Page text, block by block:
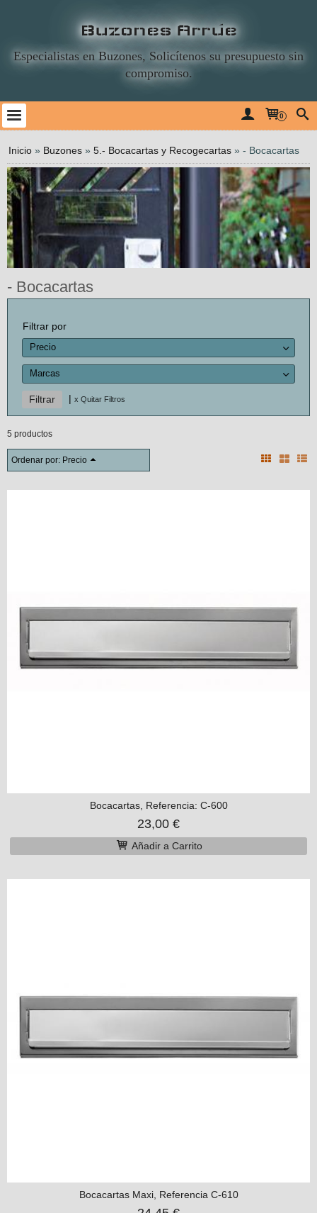
Buzones Arrúe
Especialistas en Buzones, Solicítenos su presupuesto sin
compromiso.
0
Inicio » Buzones » 5.- Bocacartas y Recogecartas » - Bocacartas
- Bocacartas
Filtrar por
Precio
Marcas
| x Quitar Filtros
5 productos
Ordenar por: Precio
Bocacartas, Referencia: C-600
23,00 €
Añadir a Carrito
Bocacartas Maxi, Referencia C-610